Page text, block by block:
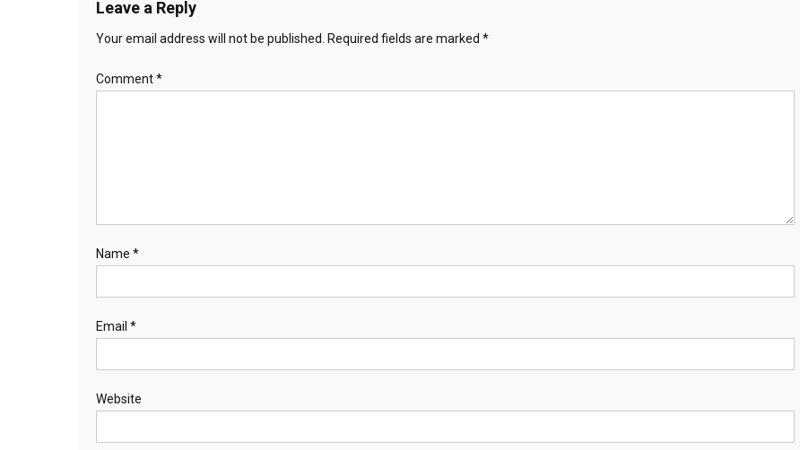
Leave a Reply
Your email address will not be published. Required fields are marked *
Comment*
Name *
Email *
Website